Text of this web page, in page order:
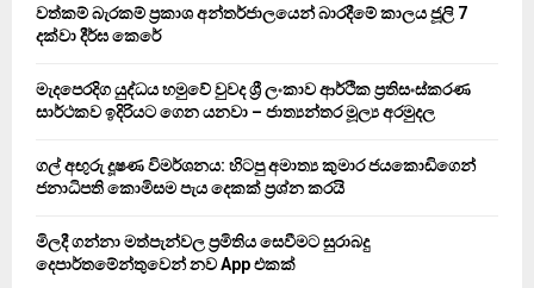
වත්කම් බැරකම් ප්‍රකාශ අන්තර්ජාලයෙන් බාරදීමේ කාලය ජූලි 7
දක්වා දීර්ඝ කෙරේ
මැදපෙරදිග යුද්ධය හමුවේ වුවද ශ්‍රී ලංකාව ආර්ථික ප්‍රතිසංස්කරණ
සාර්ථකව ඉදිරියට ගෙන යනවා – ජාත්‍යන්තර මූල්‍ය අරමුදල
ගල් අඟුරු දූෂණ විමර්ශනය: හිටපු අමාත්‍ය කුමාර ජයකොඩිගෙන්
ජනාධිපති කොමිසම පැය දෙකක් ප්‍රශ්න කරයි
මිලදී ගන්නා මත්පැන්වල ප්‍රමිතිය සෙවීමට සුරාබදු
දෙපාර්තමේන්තුවෙන් නව App එකක්